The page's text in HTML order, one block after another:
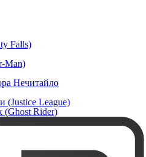
Falls)
Man)
Нечитайло
(Justice League)
Rider)